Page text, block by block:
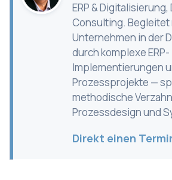
ERP &
Consulting.
Unternehmen in der
durch komplexe ERP-
Implementierungen
Prozessprojekte —
methodische
Prozessdesign und
Direkt einen